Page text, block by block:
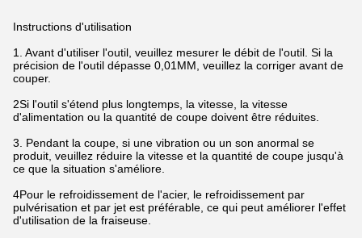
Instructions d'utilisation
1. Avant d'utiliser l'outil, veuillez mesurer le débit de l'outil. Si la
précision de l'outil dépasse 0,01MM, veuillez la corriger avant de
couper.
2Si l'outil s'étend plus longtemps, la vitesse, la vitesse
d'alimentation ou la quantité de coupe doivent être réduites.
3. Pendant la coupe, si une vibration ou un son anormal se
produit, veuillez réduire la vitesse et la quantité de coupe jusqu'à
ce que la situation s'améliore.
4Pour le refroidissement de l'acier, le refroidissement par
pulvérisation et par jet est préférable, ce qui peut améliorer l'effet
d'utilisation de la fraiseuse.